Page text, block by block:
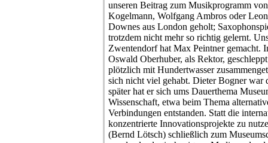
unseren Beitrag zum Musikprogramm
Kogelmann, Wolfgang Ambros oder
Downes aus London geholt;
trotzdem nicht mehr so richtig gelernt.
Zwentendorf hat Max Peintner gemacht.
Oswald Oberhuber, als Rektor,
plötzlich mit Hundertwasser
sich nicht viel gehabt. Dieter Bogner war
später hat er sich ums Dauerthema
Wissenschaft, etwa beim Thema
Verbindungen entstanden. Statt die
konzentrierte Innovationsprojekte zu
(Bernd Lötsch) schließlich zum